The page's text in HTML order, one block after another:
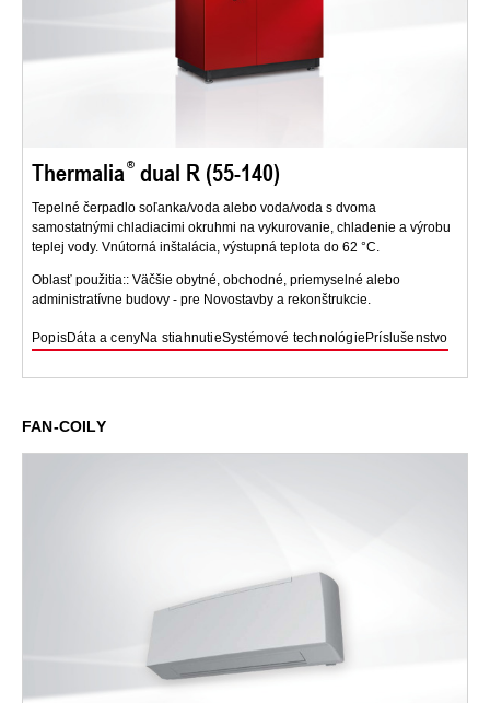
Thermalia dual R (55-140)
Tepelné čerpadlo soľanka/voda alebo voda/voda s dvoma
samostatnými chladiacimi okruhmi na vykurovanie, chladenie a výrobu
teplej vody. Vnútorná inštalácia, výstupná teplota do 62 °C.
Oblasť použitia:: Väčšie obytné, obchodné, priemyselné alebo
administratívne budovy - pre Novostavby a rekonštrukcie.
PopisDáta a cenyNa stiahnutieSystémové technológie Príslušenstvo
FAN-COILY